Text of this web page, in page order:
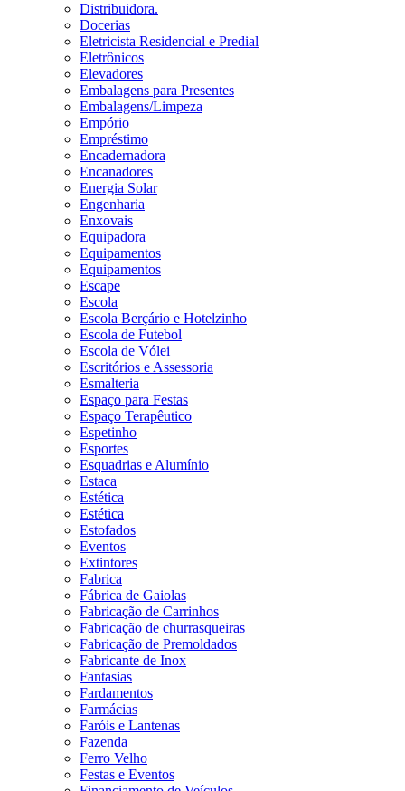
Distribuidora.
Docerias
Eletricista Residencial e Predial
Eletrônicos
Elevadores
Embalagens para Presentes
Embalagens/Limpeza
Empório
Empréstimo
Encadernadora
Encanadores
Energia Solar
Engenharia
Enxovais
Equipadora
Equipamentos
Equipamentos
Escape
Escola
Escola Berçário e Hotelzinho
Escola de Futebol
Escola de Vólei
Escritórios e Assessoria
Esmalteria
Espaço para Festas
Espaço Terapêutico
Espetinho
Esportes
Esquadrias e Alumínio
Estaca
Estética
Estética
Estofados
Eventos
Extintores
Fabrica
Fábrica de Gaiolas
Fabricação de Carrinhos
Fabricação de churrasqueiras
Fabricação de Premoldados
Fabricante de Inox
Fantasias
Fardamentos
Farmácias
Faróis e Lantenas
Fazenda
Ferro Velho
Festas e Eventos